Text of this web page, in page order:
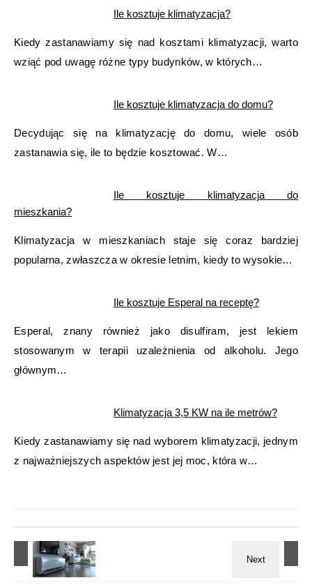
Ile kosztuje klimatyzacja?
Kiedy zastanawiamy się nad kosztami klimatyzacji, warto
wziąć pod uwagę różne typy budynków, w których…
Ile kosztuje klimatyzacja do domu?
Decydując się na klimatyzację do domu, wiele osób
zastanawia się, ile to będzie kosztować. W…
Ile kosztuje klimatyzacja do
mieszkania?
Klimatyzacja w mieszkaniach staje się coraz bardziej
popularna, zwłaszcza w okresie letnim, kiedy to wysokie…
Ile kosztuje Esperal na receptę?
Esperal, znany również jako disulfiram, jest lekiem
stosowanym w terapii uzależnienia od alkoholu. Jego
głównym…
Klimatyzacja 3,5 KW na ile metrów?
Kiedy zastanawiamy się nad wyborem klimatyzacji, jednym
z najważniejszych aspektów jest jej moc, która w…